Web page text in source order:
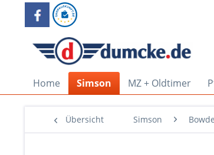
Home Simson MZ + Oldtimer
Übersicht Simson